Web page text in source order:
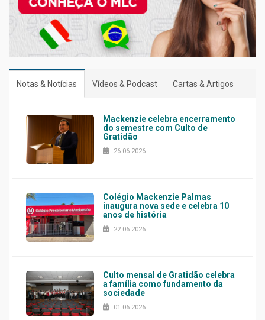
Notas & Notícias Vídeos & Podcast Cartas & Artigos
Mackenzie celebra encerramento
do semestre com Culto de
Gratidão
26.06.2026
Colégio Mackenzie Palmas
inaugura nova sede e celebra 10
anos de história
22.06.2026
Culto mensal de Gratidão celebra
a família como fundamento da
sociedade
01.06.2026